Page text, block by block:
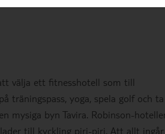
välja ett fitnesshotell som till
träningspass, yoga, spela golf och ta
mysiga byn Tavira. Robinson-
till kyckling piri-piri. Att allt